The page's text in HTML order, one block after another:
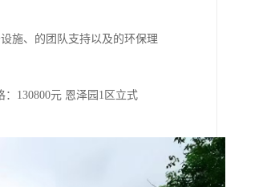
施、的团队支持以及的环保理
130800元 恩泽园1区立式